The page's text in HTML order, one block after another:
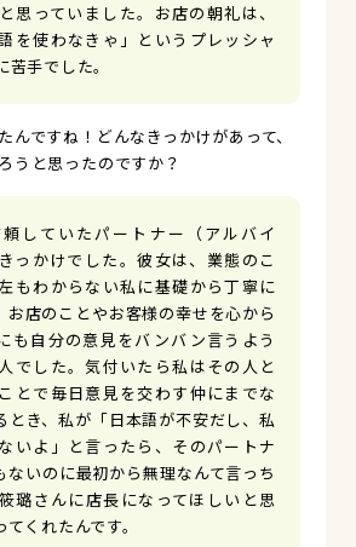
思っていました。お店の朝礼は、
を使わなきゃ」というプレッシャ
手でした。
んですね！どんなきっかけがあって、
うと思ったのですか？
していたパートナー（アルバイ
っかけでした。彼女は、業態のこ
もわからない私に基礎から丁寧に
お店のことやお客様の幸せを心から
も自分の意見をバンバン言うよう
でした。気付いたら私はその人と
とで毎日意見を交わす仲にまでな
とき、私が「日本語が不安だし、私
いよ」と言ったら、そのパートナ
ないのに最初から無理なんて言っち
璐さんに店長になってほしいと思
くれたんです。